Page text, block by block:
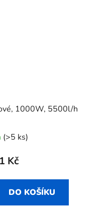
1000W, 5500l/h
(>5 ks)
Kč
DO KOŠÍKU